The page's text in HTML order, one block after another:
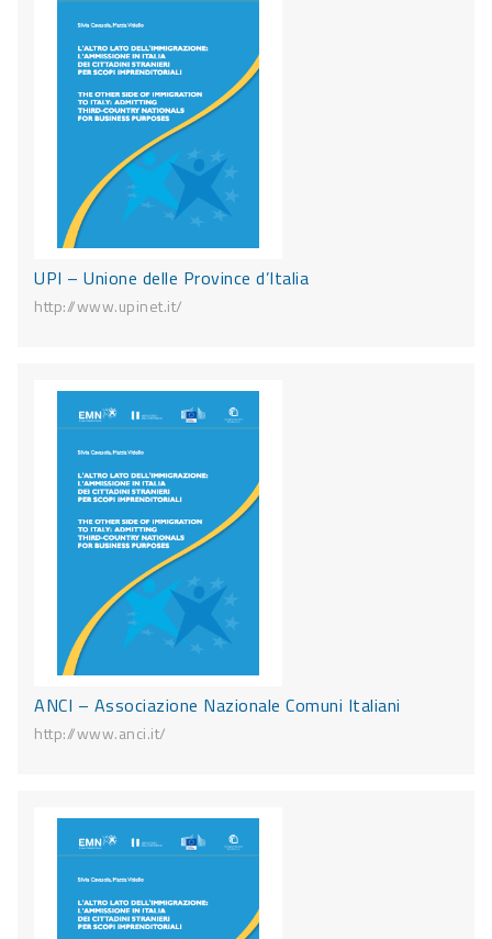
UPI – Unione delle Province d’Italia
http://www.upinet.it/
ANCI – Associazione Nazionale Comuni Italiani
http://www.anci.it/